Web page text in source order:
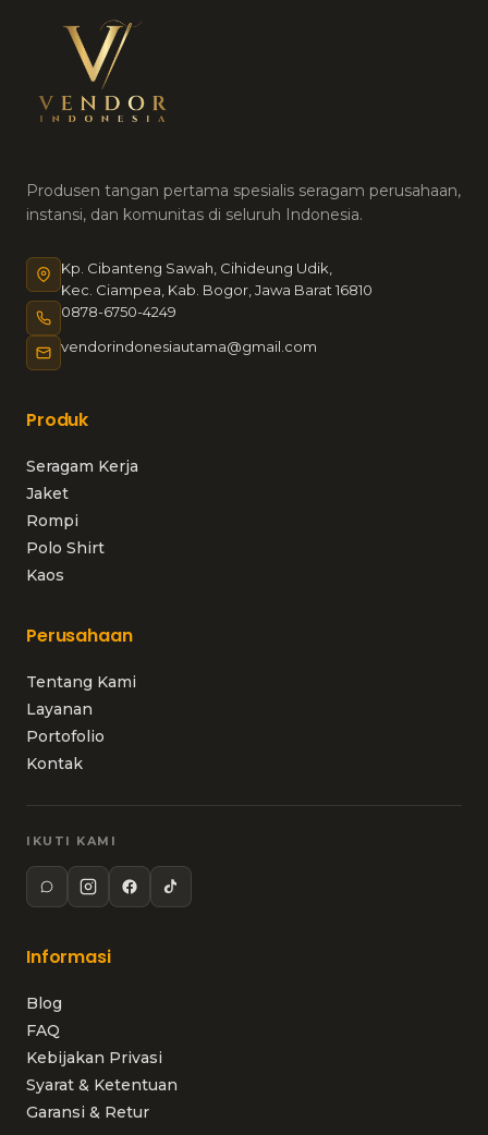
Produsen tangan pertama spesialis seragam perusahaan,
instansi, dan komunitas di seluruh Indonesia.
Kp. Cibanteng Sawah, Cihideung Udik,
Kec. Ciampea, Kab. Bogor, Jawa Barat 16810
0878-6750-4249
vendorindonesiautama@gmail.com
Produk
Seragam Kerja
Jaket
Rompi
Polo Shirt
Kaos
Perusahaan
Tentang Kami
Layanan
Portofolio
Kontak
IKUTI KAMI
Informasi
Blog
FAQ
Kebijakan Privasi
Syarat & Ketentuan
Garansi & Retur